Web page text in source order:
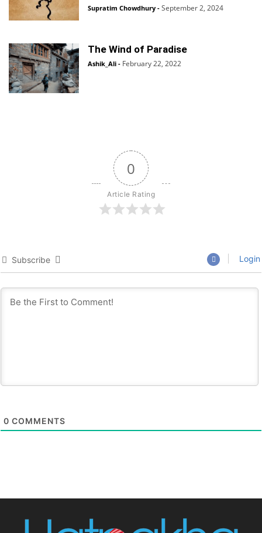
Supratim Chowdhury - September 2, 2024
The Wind of Paradise
Ashik_Ali - February 22, 2022
0
Article Rating
Subscribe Login
0 COMMENTS